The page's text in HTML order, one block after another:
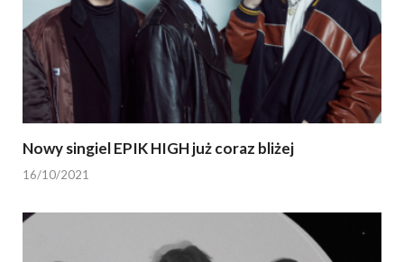
Nowy singiel EPIK HIGH już coraz bliżej
16/10/2021